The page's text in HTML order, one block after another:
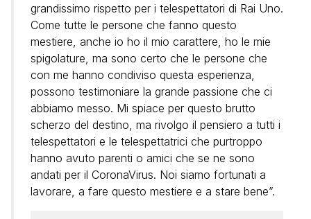
grandissimo rispetto per i telespettatori di Rai Uno.
Come tutte le persone che fanno questo
mestiere, anche io ho il mio carattere, ho le mie
spigolature, ma sono certo che le persone che
con me hanno condiviso questa esperienza,
possono testimoniare la grande passione che ci
abbiamo messo. Mi spiace per questo brutto
scherzo del destino, ma rivolgo il pensiero a tutti i
telespettatori e le telespettatrici che purtroppo
hanno avuto parenti o amici che se ne sono
andati per il CoronaVirus. Noi siamo fortunati a
lavorare, a fare questo mestiere e a stare bene”.